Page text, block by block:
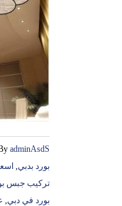
adminAsdS
بورد بدبي,
تركيب جبس
بورد في دبي,